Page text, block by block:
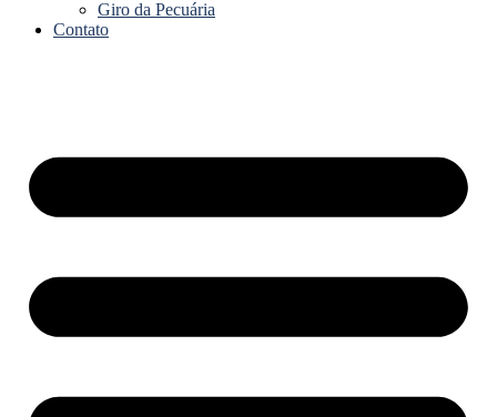
Giro da Pecuária
Contato